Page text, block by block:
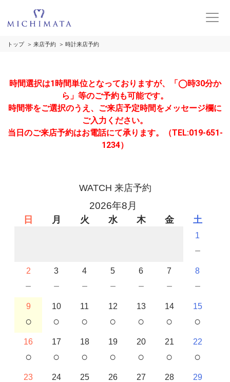
トップ 来店予約 時計来店予約
時間選択は1時間単位となっておりますが、「◯時30分か
ら」等のご予約も可能です。
時間帯をご選択のうえ、ご来店予定時間をメッセージ欄に
ご入力ください。
当日のご来店予約はお電話にて承ります。（TEL:019-651-
1234）
WATCH 来店予約
2026年8月
日 月 火 水 木 金 土
1
－
2
－
3
－
4
－
5
－
6
－
7
－
8
－
9
○
10
○
11
○
12
○
13
○
14
○
15
○
16
○
17
○
18
○
19
○
20
○
21
○
22
○
23 24 25 26 27 28 29